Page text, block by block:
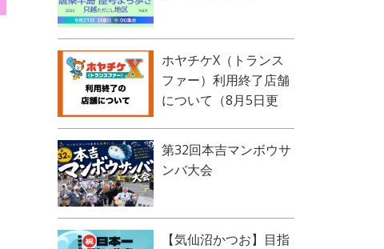
ホヤチケX（トランス
ファー）利用終了店舗
について（8月5日更
第32回本吉マンボウサ
ンバ大会
【気仙沼かつお】目指